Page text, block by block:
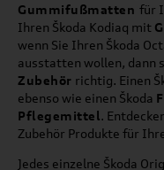
Gummifußmatten für
Ihren Škoda Kodiaq mit
wenn Sie Ihren Škoda
ausstatten wollen, dann
Zubehör richtig. Einen
ebenso wie einen Škoda
Pflegemittel.
Zubehör Produkte für
Jedes einzelne Škoda